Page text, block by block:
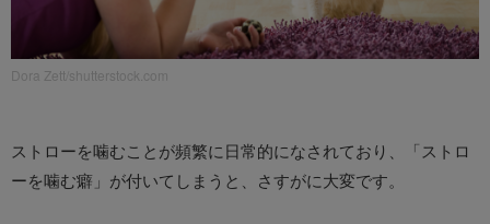
Dora Zett/shutterstock.com
ストローを噛むことが頻繁に日常的になされており、「ストロ
ーを噛む癖」が付いてしまうと、さすがに大変です。